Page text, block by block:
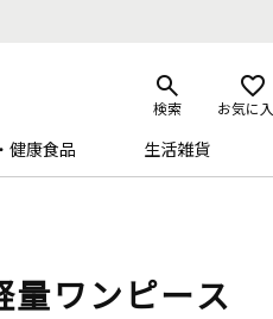
検索 お気に
健康食品 生活雑貨
量ワンピース